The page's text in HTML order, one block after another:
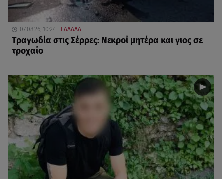
07.08.26, 10:24 ΕΛΛΑΔΑ
Τραγωδία στις Σέρρες: Νεκροί μητέρα και γιος σε
τροχαίο